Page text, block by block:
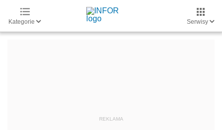
Kategorie Serwisy